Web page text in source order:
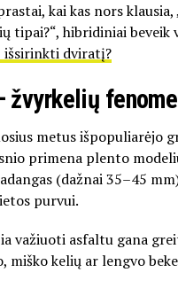
kai kas nors klausia,
tipai?“, hibridiniai beveik
išsirinkti dviratį?
žvyrkelių
metus išpopuliarėjo
primena plento
(dažnai 35–45
purvui.
važiuoti asfaltu gana
miško kelių ar lengvo